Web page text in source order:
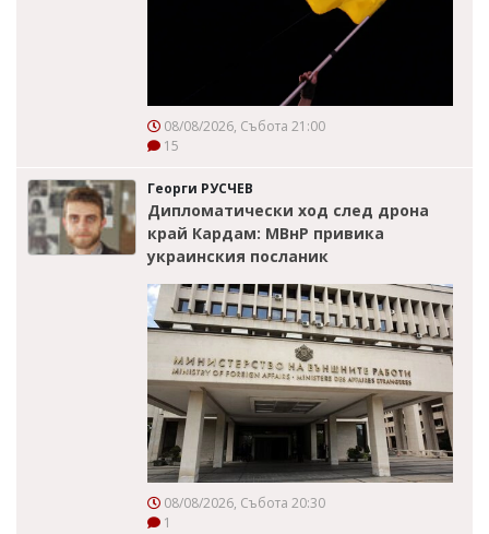
08/08/2026, Събота 21:00
15
Георги РУСЧЕВ
Дипломатически ход след дрона
край Кардам: МВнР привика
украинския посланик
08/08/2026, Събота 20:30
1